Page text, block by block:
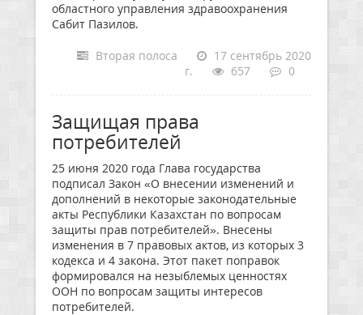
областного управления здравоохранения
Сабит Пазилов.
Вторая полоса
17 сентябрь 2020
г.
657 0
Защищая права
потребителей
25 июня 2020 года Глава государства
подписал Закон «О внесении изменений и
дополнений в некоторые законодательные
акты Республики Казахстан по вопросам
защиты прав потребителей». Внесены
изменения в 7 правовых актов, из которых 3
кодекса и 4 закона. Этот пакет поправок
формировался на незыблемых ценностях
ООН по вопросам защиты интересов
потребителей.